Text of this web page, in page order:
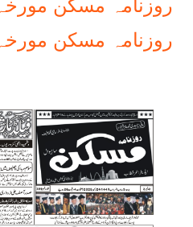
روزنامہ مسکن مورخہ18 اپریل 2026
روزنامہ مسکن مورخہ17 اپریل 2026